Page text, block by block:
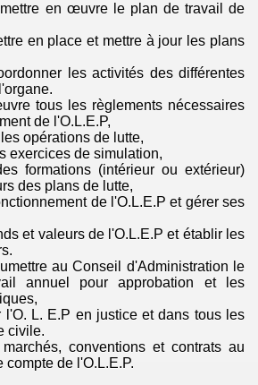
en œuvre le plan de travail de
en place et mettre à jour les plans
les activités des différentes
tous les règlements nécessaires
de l'O.L.E.P,
opérations de lutte,
exercices de simulation,
formations (intérieur ou extérieur)
des plans de lutte,
de l'O.L.E.P et gérer ses
et valeurs de l'O.L.E.P et établir les
au Conseil d'Administration le
annuel pour approbation et les
l'O. L. E.P en justice et dans tous les
civile.
conventions et contrats au
compte de l'O.L.E.P.